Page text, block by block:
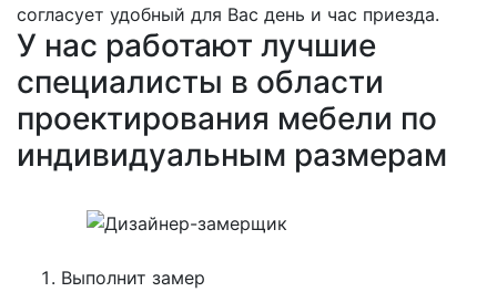
согласует удобный для Вас день и час приезда.
У нас работают лучшие
специалисты в области
проектирования мебели по
индивидуальным размерам
Выполнит замер